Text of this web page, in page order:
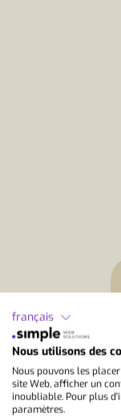
français
Nous utilisons des
Nous pouvons les
site Web, afficher un
inoubliable. Pour plus
paramètres.